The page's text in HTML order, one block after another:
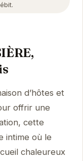
d’hôtes et
offrir une
cette
intime où le
chaleureux